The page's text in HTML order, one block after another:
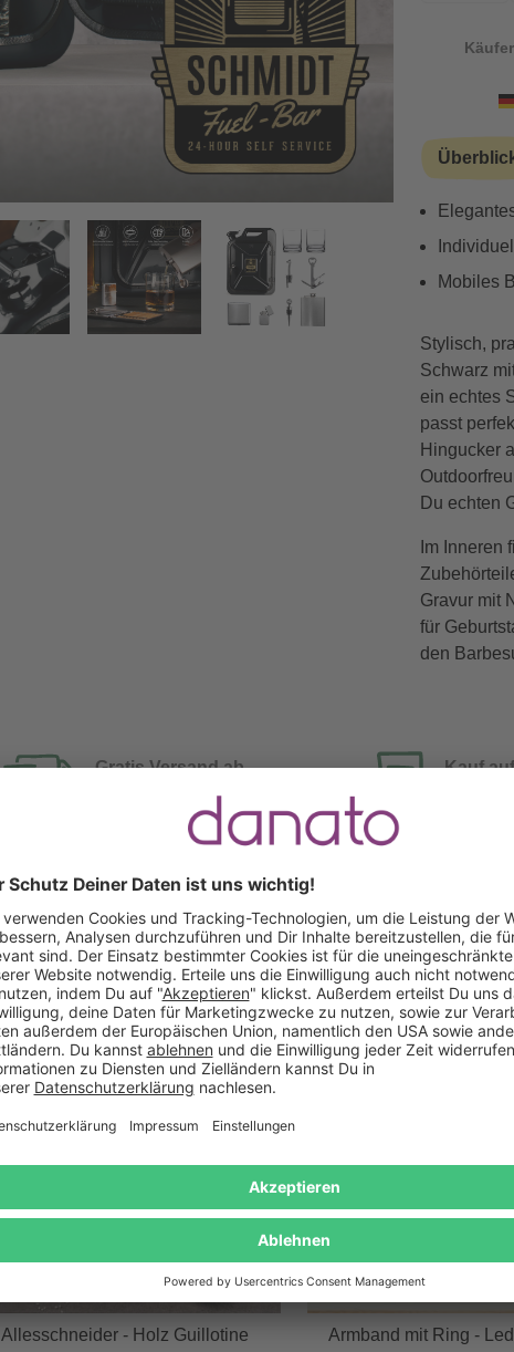
Vorwärts
Mobiles
Stylisch,
Schwarz
ein echtes
passt
Hingucker
Du echten
Im Inneren
Gravur mit
für
den
Gratis Versand ab
Kauf auf
Das könnte Dir auch
Allesschneider - Holz Guillotine Armband mit Ring -